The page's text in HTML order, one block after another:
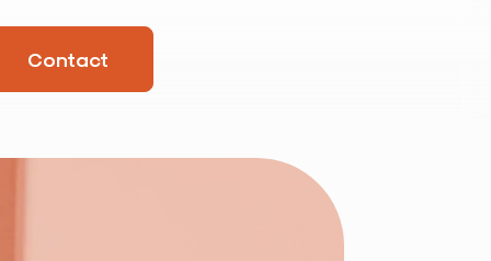
Contact